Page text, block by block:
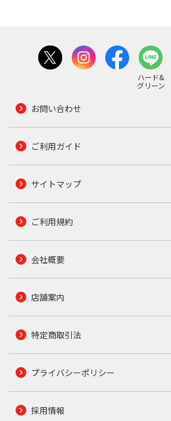
ハード&
グリーン
お問い合わせ
ご利用ガイド
サイトマップ
ご利用規約
会社概要
店舗案内
特定商取引法
プライバシーポリシー
採用情報